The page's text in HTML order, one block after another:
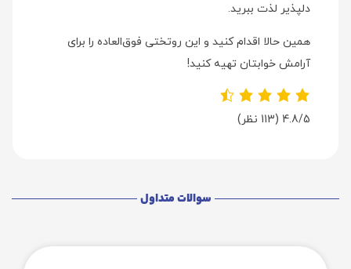
دلپذیر لذت ببرید.
همین حالا اقدام کنید و این روتختی فوق‌العاده را برای
آرامش خوابتان تهیه کنید!
4.8/5 (113 نظر)
سوالات متداول